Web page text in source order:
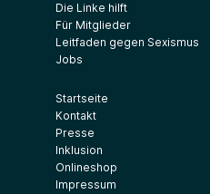
Die Linke hilft
Für Mitglieder
Leitfaden gegen Sexismus
Jobs
Startseite
Kontakt
Presse
Inklusion
Onlineshop
Impressum